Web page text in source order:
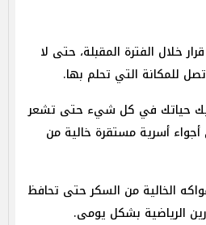
خلال الفترة المقبلة، حتى لا
للمكانة التي تحلم بها.
حياتك في كل شيء حتى تشعر
أسرية مستقرة خالية من
الخالية من السكر حتى تحافظ
الرياضية بشكل يومى.